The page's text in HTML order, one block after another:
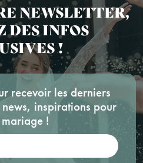
NEWSLETTER,
DES INFOS
!
recevoir les derniers
inspirations pour
!